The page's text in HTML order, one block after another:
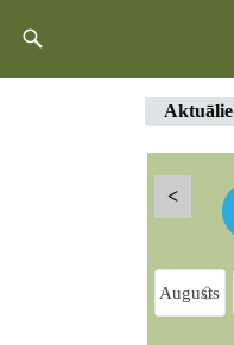
Aktuālie
<